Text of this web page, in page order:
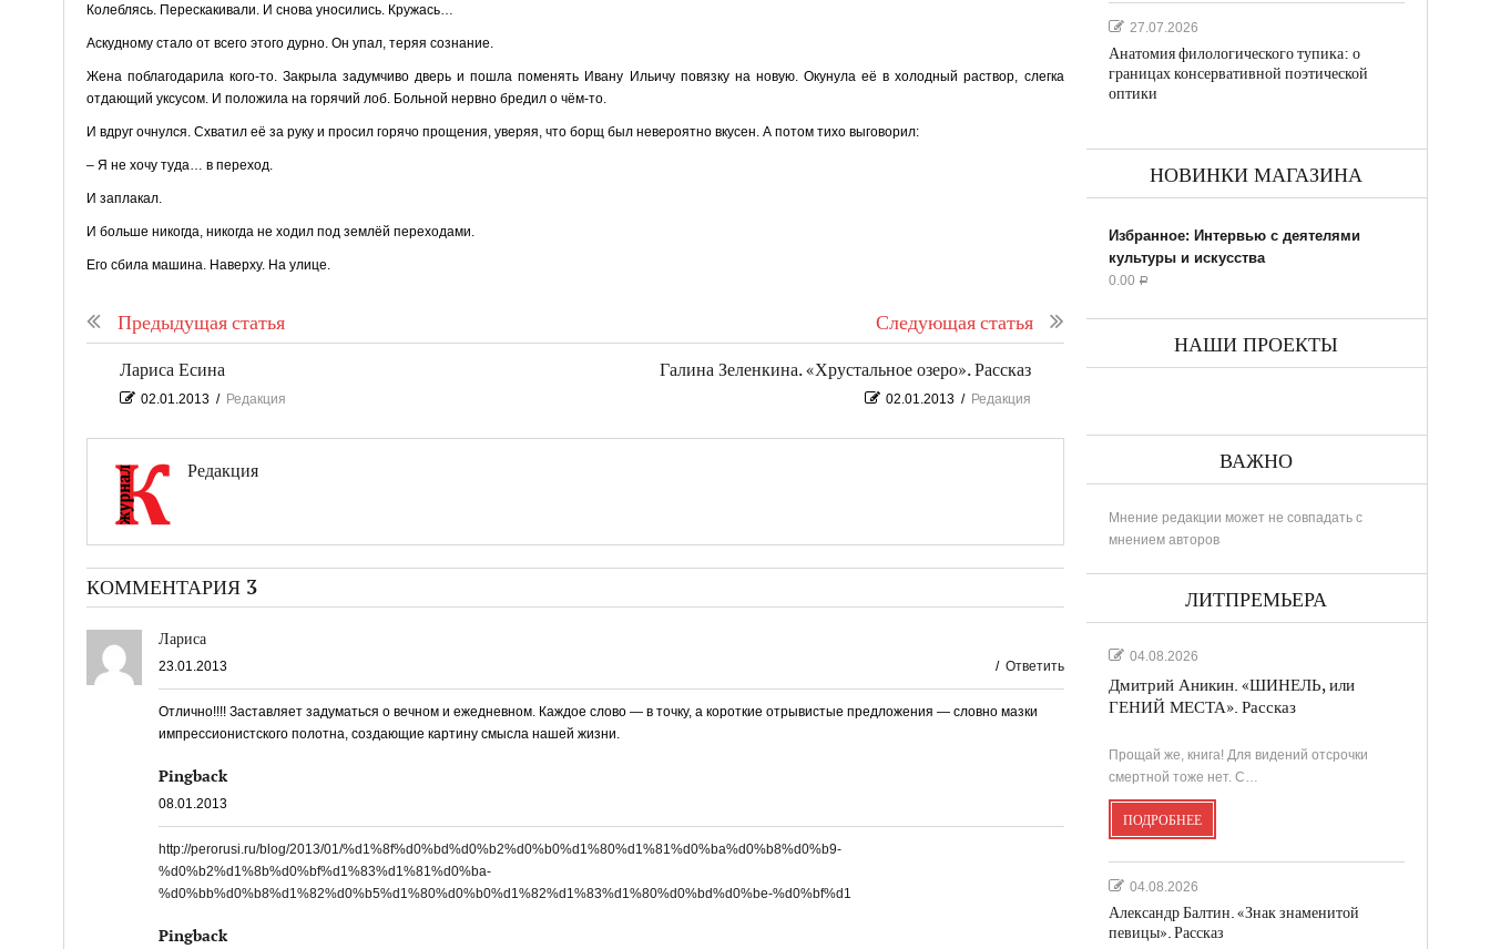
Колеблясь. Перескакивали. И снова уносились. Кружась…
Аскудному стало от всего этого дурно. Он упал, теряя сознание.
Жена поблагодарила кого-то. Закрыла задумчиво дверь и пошла поменять Ивану Ильичу повязку на новую. Окунула её в холодный раствор, слегка
отдающий уксусом. И положила на горячий лоб. Больной нервно бредил о чём-то.
И вдруг очнулся. Схватил её за руку и просил горячо прощения, уверяя, что борщ был невероятно вкусен. А потом тихо выговорил:
– Я не хочу туда… в переход.
И заплакал.
И больше никогда, никогда не ходил под землёй переходами.
Его сбила машина. Наверху. На улице.
Предыдущая статья Следующая статья
Лариса Есина
02.01.2013 / Редакция
Галина Зеленкина. «Хрустальное озеро». Рассказ
02.01.2013 / Редакция
Редакция
КОММЕНТАРИЯ 3
Лариса
23.01.2013 / Ответить
Отлично!!!! Заставляет задуматься о вечном и ежедневном. Каждое слово — в точку, а короткие отрывистые предложения — словно мазки
импрессионистского полотна, создающие картину смысла нашей жизни.
Pingback
08.01.2013
http://perorusi.ru/blog/2013/01/%d1%8f%d0%bd%d0%b2%d0%b0%d1%80%d1%81%d0%ba%d0%b8%d0%b9-
%d0%b2%d1%8b%d0%bf%d1%83%d1%81%d0%ba-
%d0%bb%d0%b8%d1%82%d0%b5%d1%80%d0%b0%d1%82%d1%83%d1%80%d0%bd%d0%be-%d0%bf%d1
Pingback
27.07.2026
Анатомия филологического тупика: о
границах консервативной поэтической
оптики
НОВИНКИ МАГАЗИНА
Избранное: Интервью с деятелями
культуры и искусства
0.00 Р
НАШИ ПРОЕКТЫ
ВАЖНО
Мнение редакции может не совпадать с
мнением авторов
ЛИТПРЕМЬЕРА
04.08.2026
Дмитрий Аникин. «ШИНЕЛЬ, или
ГЕНИЙ МЕСТА». Рассказ
Прощай же, книга! Для видений отсрочки
смертной тоже нет. С…
ПОДРОБНЕЕ
04.08.2026
Александр Балтин. «Знак знаменитой
певицы». Рассказ